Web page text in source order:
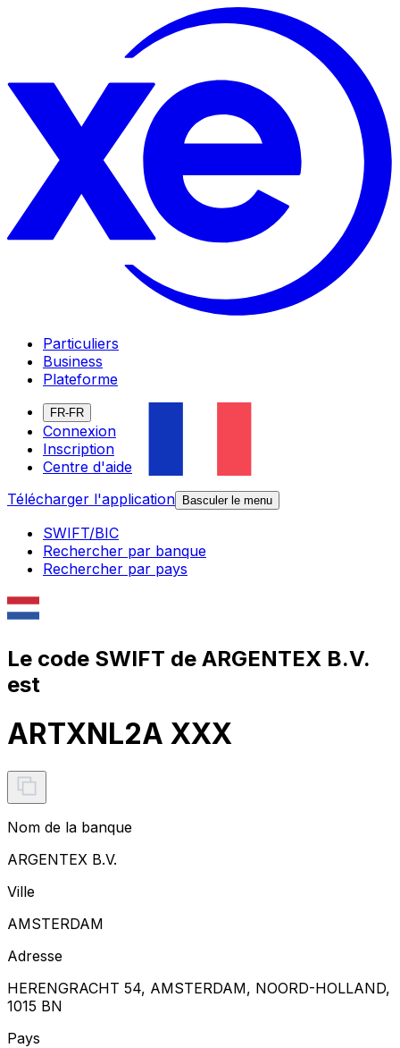
Particuliers
Business
Plateforme
FR-FR
Connexion
Inscription
Centre d'aide
Télécharger l'application
Basculer le menu
SWIFT/BIC
Rechercher par banque
Rechercher par pays
Le code SWIFT de ARGENTEX B.V.
est
ARTXNL2A XXX
Nom de la banque
ARGENTEX B.V.
Ville
AMSTERDAM
Adresse
HERENGRACHT 54, AMSTERDAM, NOORD-HOLLAND,
1015 BN
Pays